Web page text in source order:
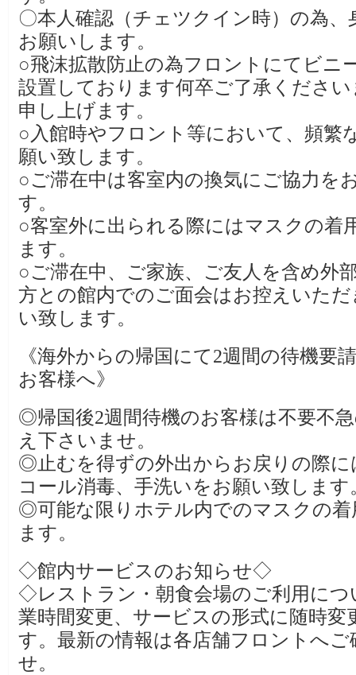
〇本人確認（チェツクイン時）の為、
お願いします。
○飛沫拡散防止の為フロントにてビニ
設置しております何卒ご了承くださ
申し上げます。
○入館時やフロント等において、頻繁
願い致します。
○ご滞在中は客室内の換気にご協力を
す。
○客室外に出られる際にはマスクの着
ます。
○ご滞在中、ご家族、ご友人を含め外
方との館内でのご面会はお控えいた
い致します。
《海外からの帰国にて2週間の待機要
お客様へ》
◎帰国後2週間待機のお客様は不要不
え下さいませ。
◎止むを得ずの外出からお戻りの際に
コール消毒、手洗いをお願い致します
◎可能な限りホテル内でのマスクの着
ます。
◇館内サービスのお知らせ◇
◇レストラン・朝食会場のご利用につ
業時間変更、サービスの形式に随時変
す。最新の情報は各店舗フロントへ
せ。